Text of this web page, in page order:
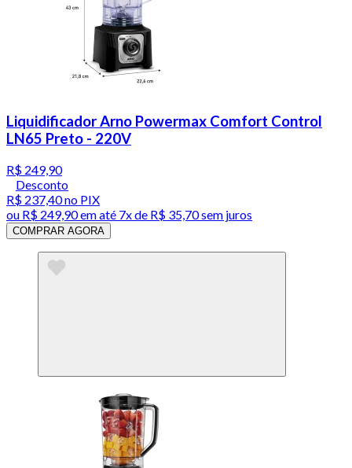
Liquidificador Arno Powermax Comfort Control
LN65 Preto - 220V
R$ 249,90
Desconto
R$ 237,40no PIX
ou R$ 249,90em até 7x de R$ 35,70 sem juros
COMPRAR AGORA